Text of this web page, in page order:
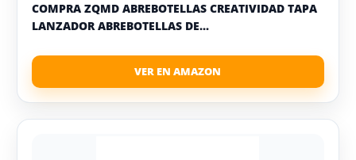
COMPRA ZQMD ABREBOTELLAS CREATIVIDAD TAPA
LANZADOR ABREBOTELLAS DE...